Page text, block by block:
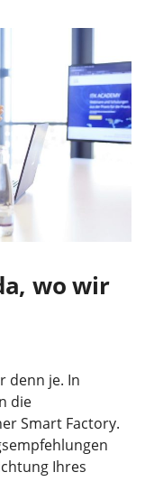
wo wir
denn je. In
die
Smart Factory.
Ihres